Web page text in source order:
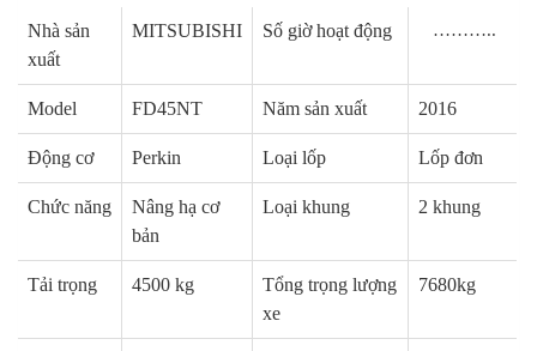
Nhà sản
xuất
MITSUBISHI Số giờ hoạt động ………..
Model FD45NT Năm sản xuất 2016
Động cơ Perkin Loại lốp Lốp đơn
Chức năng
Nâng hạ cơ
bản
Loại khung 2 khung
Tải trọng 4500 kg
Tổng trọng lượng
xe
7680kg